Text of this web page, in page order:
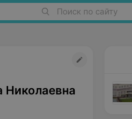
Поиск по сайту
Николаевна